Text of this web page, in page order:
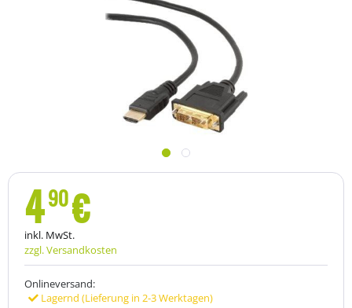
490€
inkl. MwSt.
zzgl. Versandkosten
Onlineversand:
Lagernd (Lieferung in 2-3 Werktagen)